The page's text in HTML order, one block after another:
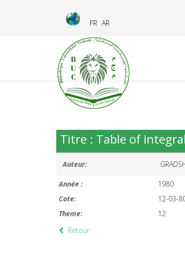
FR AR
Titre : Table of
Auteur:
Année :
1980
Cote:
12-03-
Theme:
12
Retour